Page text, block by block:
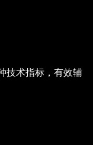
技术指标，有效辅